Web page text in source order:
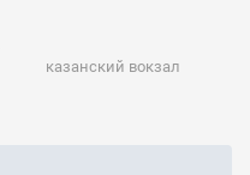
казанский вокзал